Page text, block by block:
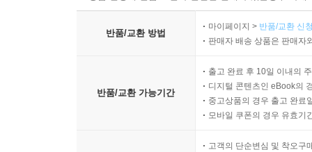
반품/교환 방법
마이페이지 > 반품/교환 신
판매자 배송 상품은 판매자
반품/교환 가능기간
출고 완료 후 10일 이내의
디지털 콘텐츠인 eBook의
중고상품의 경우 출고 완료
모바일 쿠폰의 경우 유효기
고객의 단순변심 및 착오구